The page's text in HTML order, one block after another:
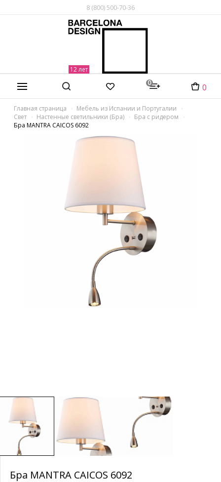
8 (800) 500-70-36
0 0
Главная страница
Мебель из Испании и Португалии
Свет
Настенные светильники (Бра)
Бра с ридером
Бра MANTRA CAICOS 6092
Бра MANTRA CAICOS 6092